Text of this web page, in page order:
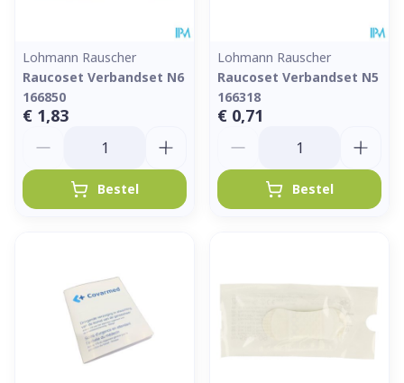
Lohmann Rauscher
Raucoset Verbandset N6
166850
€ 1,83
Bestel
Lohmann Rauscher
Raucoset Verbandset N5
166318
€ 0,71
Bestel